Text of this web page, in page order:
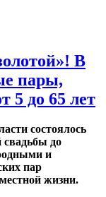
В
пары,
5 до 65 лет
состоялось
свадьбы до
и
пар
жизни.